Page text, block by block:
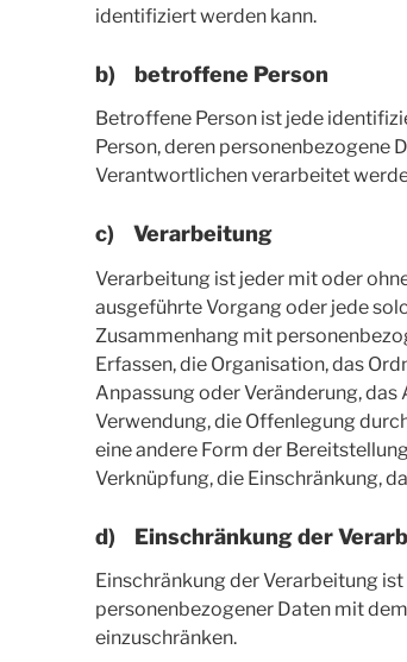
identifiziert werden kann.
b) betroffene Person
Betroffene Person ist jede
Person, deren personenbezogene
Verantwortlichen verarbeitet
c) Verarbeitung
Verarbeitung ist jeder mit oder
ausgeführte Vorgang oder jede
Zusammenhang mit
Erfassen, die Organisation, das
Anpassung oder Veränderung, das
Verwendung, die Offenlegung
eine andere Form der
Verknüpfung, die Einschränkung,
d) Einschränkung der
Einschränkung der Verarbeitung
personenbezogener Daten mit
einzuschränken.